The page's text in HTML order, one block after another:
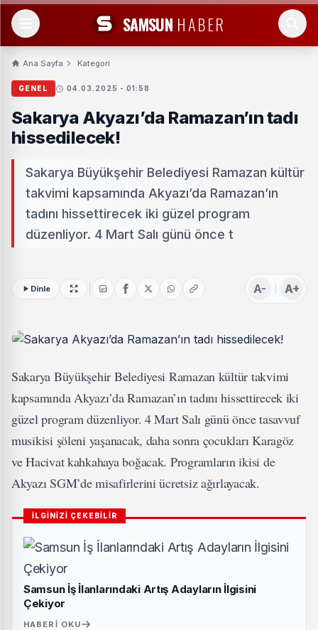
SAMSUN HABER
Ana Sayfa Kategori
GENEL 04.03.2025 - 01:58
Sakarya Akyazı’da Ramazan’ın tadı
hissedilecek!
Sakarya Büyükşehir Belediyesi Ramazan kültür
takvimi kapsamında Akyazı’da Ramazan’ın
tadını hissettirecek iki güzel program
düzenliyor. 4 Mart Salı günü önce t
Dinle A- A+
Sakarya Büyükşehir Belediyesi Ramazan kültür takvimi
kapsamında Akyazı’da Ramazan’ın tadını hissettirecek iki
güzel program düzenliyor. 4 Mart Salı günü önce tasavvuf
musikisi şöleni yaşanacak, daha sonra çocukları Karagöz
ve Hacivat kahkahaya boğacak. Programların ikisi de
Akyazı SGM’de misafirlerini ücretsiz ağırlayacak.
İLGİNİZİ ÇEKEBİLİR
Samsun İş İlanlarındaki Artış Adayların İlgisini
Çekiyor
HABERI OKU